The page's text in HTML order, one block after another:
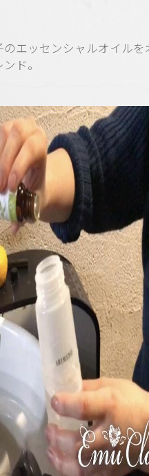
エッセンシャルオイルを
ド。